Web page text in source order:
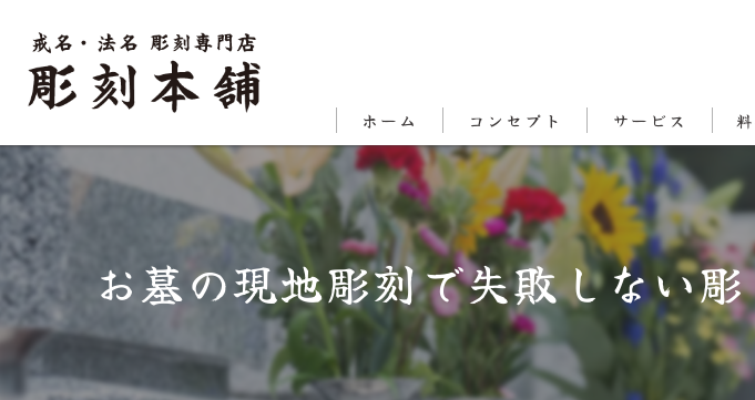
ホーム コンセプト
代表あいさつ
対応エリア
サービス
お墓の現地彫刻で失敗しない